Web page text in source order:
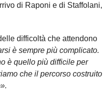
di Raponi e di Staffolani,
difficoltà che attendono
è sempre più complicato.
è quello più difficile per
che il percorso costruito